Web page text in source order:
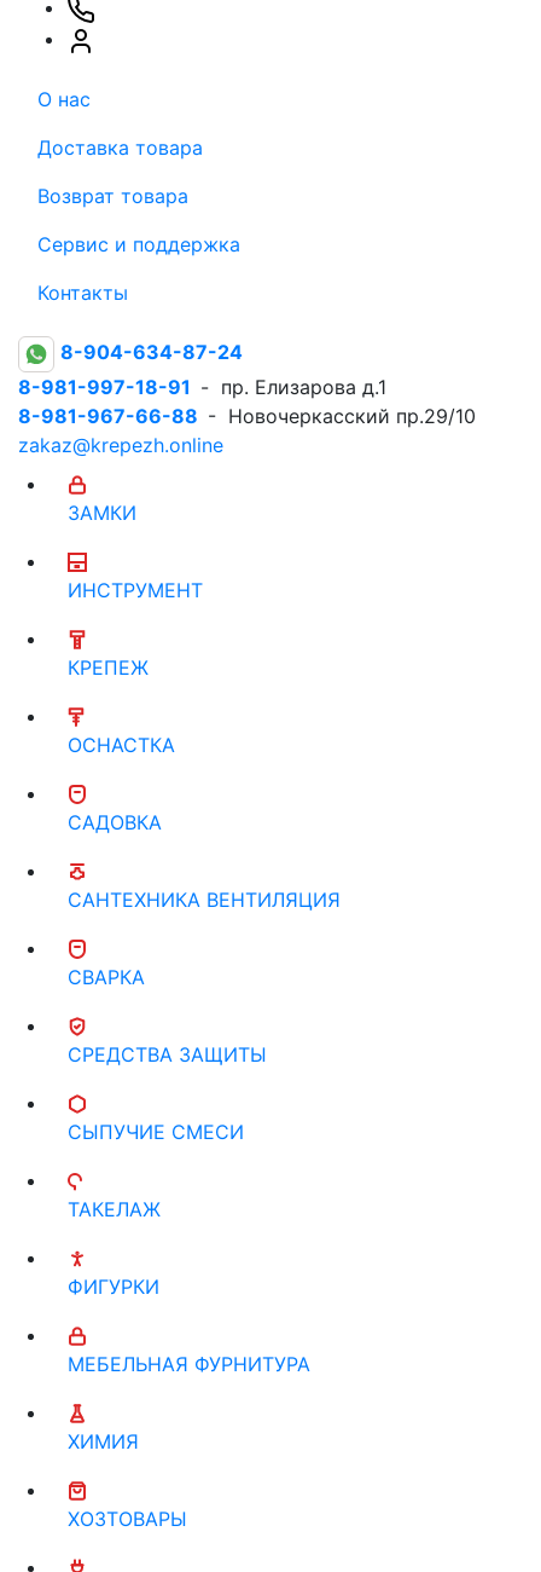
О нас
Доставка товара
Возврат товара
Сервис и поддержка
Контакты
8-904-634-87-24
8-981-997-18-91 - пр. Елизарова д.1
8-981-967-66-88 - Новочеркасский пр.29/10
zakaz@krepezh.online
ЗАМКИ
ИНСТРУМЕНТ
КРЕПЕЖ
ОСНАСТКА
САДОВКА
САНТЕХНИКА ВЕНТИЛЯЦИЯ
СВАРКА
СРЕДСТВА ЗАЩИТЫ
СЫПУЧИЕ СМЕСИ
ТАКЕЛАЖ
ФИГУРКИ
МЕБЕЛЬНАЯ ФУРНИТУРА
ХИМИЯ
ХОЗТОВАРЫ